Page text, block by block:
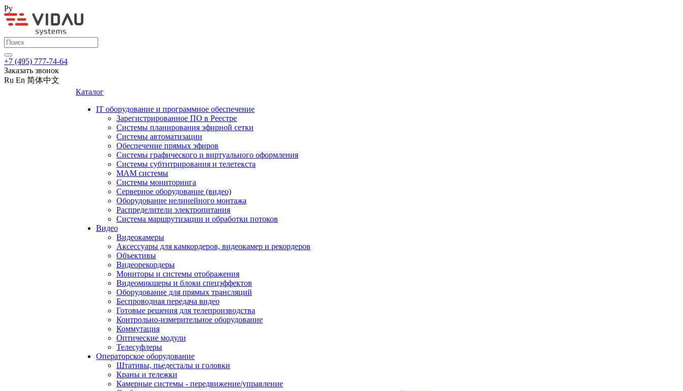
Ру
+7 (495) 777-74-64
Заказать звонок
Ru En 简体中文
Каталог
IT оборудование и программное обеспечение
Зарегистрированное ПО в Реестре
Системы планирования эфирной сетки
Системы автоматизации
Обеспечение прямых эфиров
Системы графического и виртуального оформления
Системы субтитрирования и телетекста
MAM системы
Системы мониторинга
Серверное оборудование (видео)
Оборудование нелинейного монтажа
Распределители электропитания
Система маршрутизации и обработки потоков
Видео
Видеокамеры
Аксессуары для камкордеров, видеокамер и рекордеров
Объективы
Видеорекордеры
Мониторы и системы отображения
Видеомикшеры и блоки спецэффектов
Оборудование для прямых трансляций
Беспроводная передача видео
Готовые решения для телепроизводства
Контрольно-измерительное оборудование
Коммутация
Оптические модули
Телесуфлеры
Операторское оборудование
Штативы, пьедесталы и головки
Краны и тележки
Камерные системы - передвижение/управление